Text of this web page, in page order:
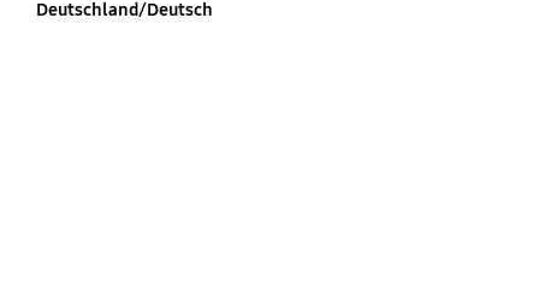
Deutschland/Deutsch